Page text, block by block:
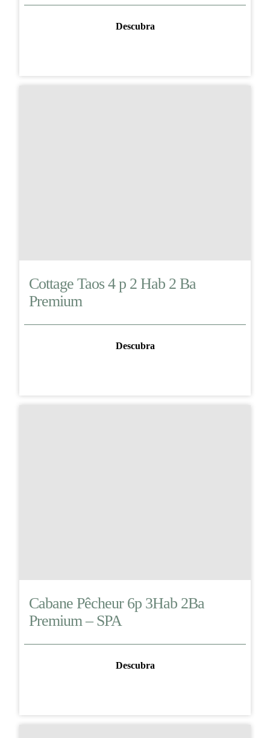
Descubra
Cottage Taos 4 p 2 Hab 2 Ba
Premium
Descubra
Cabane Pêcheur 6p 3Hab 2Ba
Premium – SPA
Descubra